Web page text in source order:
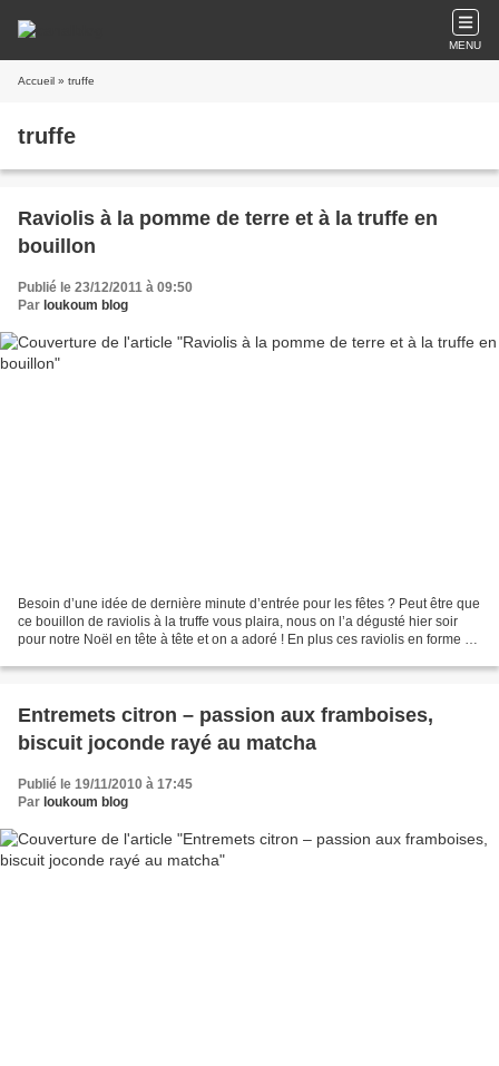
MENU
Accueil » truffe
truffe
Raviolis à la pomme de terre et à la truffe en
bouillon
Publié le 23/12/2011 à 09:50
Par loukoum blog
Besoin d’une idée de dernière minute d’entrée pour les fêtes ? Peut être que
ce bouillon de raviolis à la truffe vous plaira, nous on l’a dégusté hier soir
pour notre Noël en tête à tête et on a adoré ! En plus ces raviolis en forme de
Entremets citron – passion aux framboises,
biscuit joconde rayé au matcha
Publié le 19/11/2010 à 17:45
Par loukoum blog